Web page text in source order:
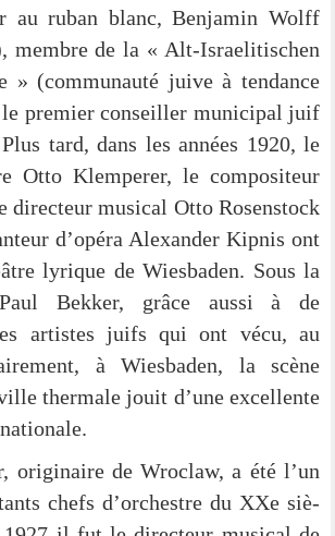
au ruban blanc, Ben­ja­min Wolff
membre de la « Alt-Israe­­li­­ti­­schen
» (com­mun­au­té jui­ve à ten­dance
pre­mier con­seil­ler muni­ci­pal juif
tard, dans les années 1920, le
Otto Klem­pe­rer, le com­po­si­teur
direc­teur musi­cal Otto Rosen­stock
d’opé­ra Alex­an­der Kip­nis ont
lyri­que de Wies­ba­den. Sous la
Bek­ker, grâce aus­si à de
artis­tes juifs qui ont vécu, au
à Wies­ba­den, la scè­ne
ther­ma­le jouit d’u­ne excel­len­te
ori­gi­n­aire de Wro­claw, a été l’un
chefs d’or­chest­re du XXe siè­